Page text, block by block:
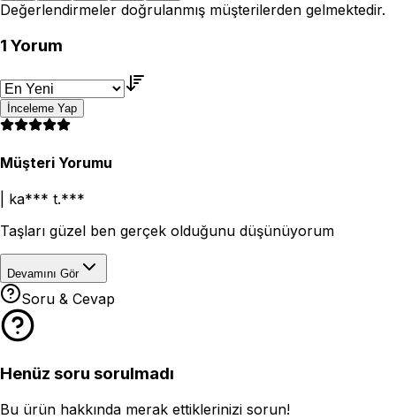
Değerlendirmeler doğrulanmış müşterilerden gelmektedir.
1 Yorum
İnceleme Yap
Müşteri Yorumu
ka*** t.***
Taşları güzel ben gerçek olduğunu düşünüyorum
Devamını Gör
Soru & Cevap
Henüz soru sorulmadı
Bu ürün hakkında merak ettiklerinizi sorun!